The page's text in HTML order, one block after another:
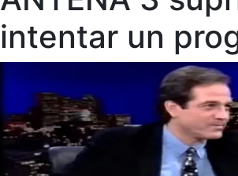
intentar un